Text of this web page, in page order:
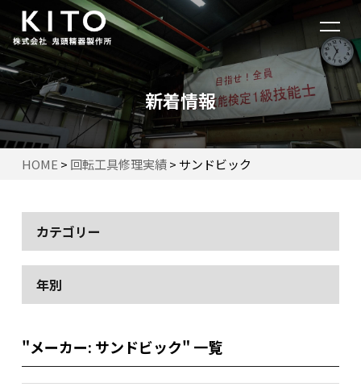
新着情報
HOME > 回転工具修理実績> サンドビック
カテゴリー
年別
"メーカー: サンドビック" 一覧